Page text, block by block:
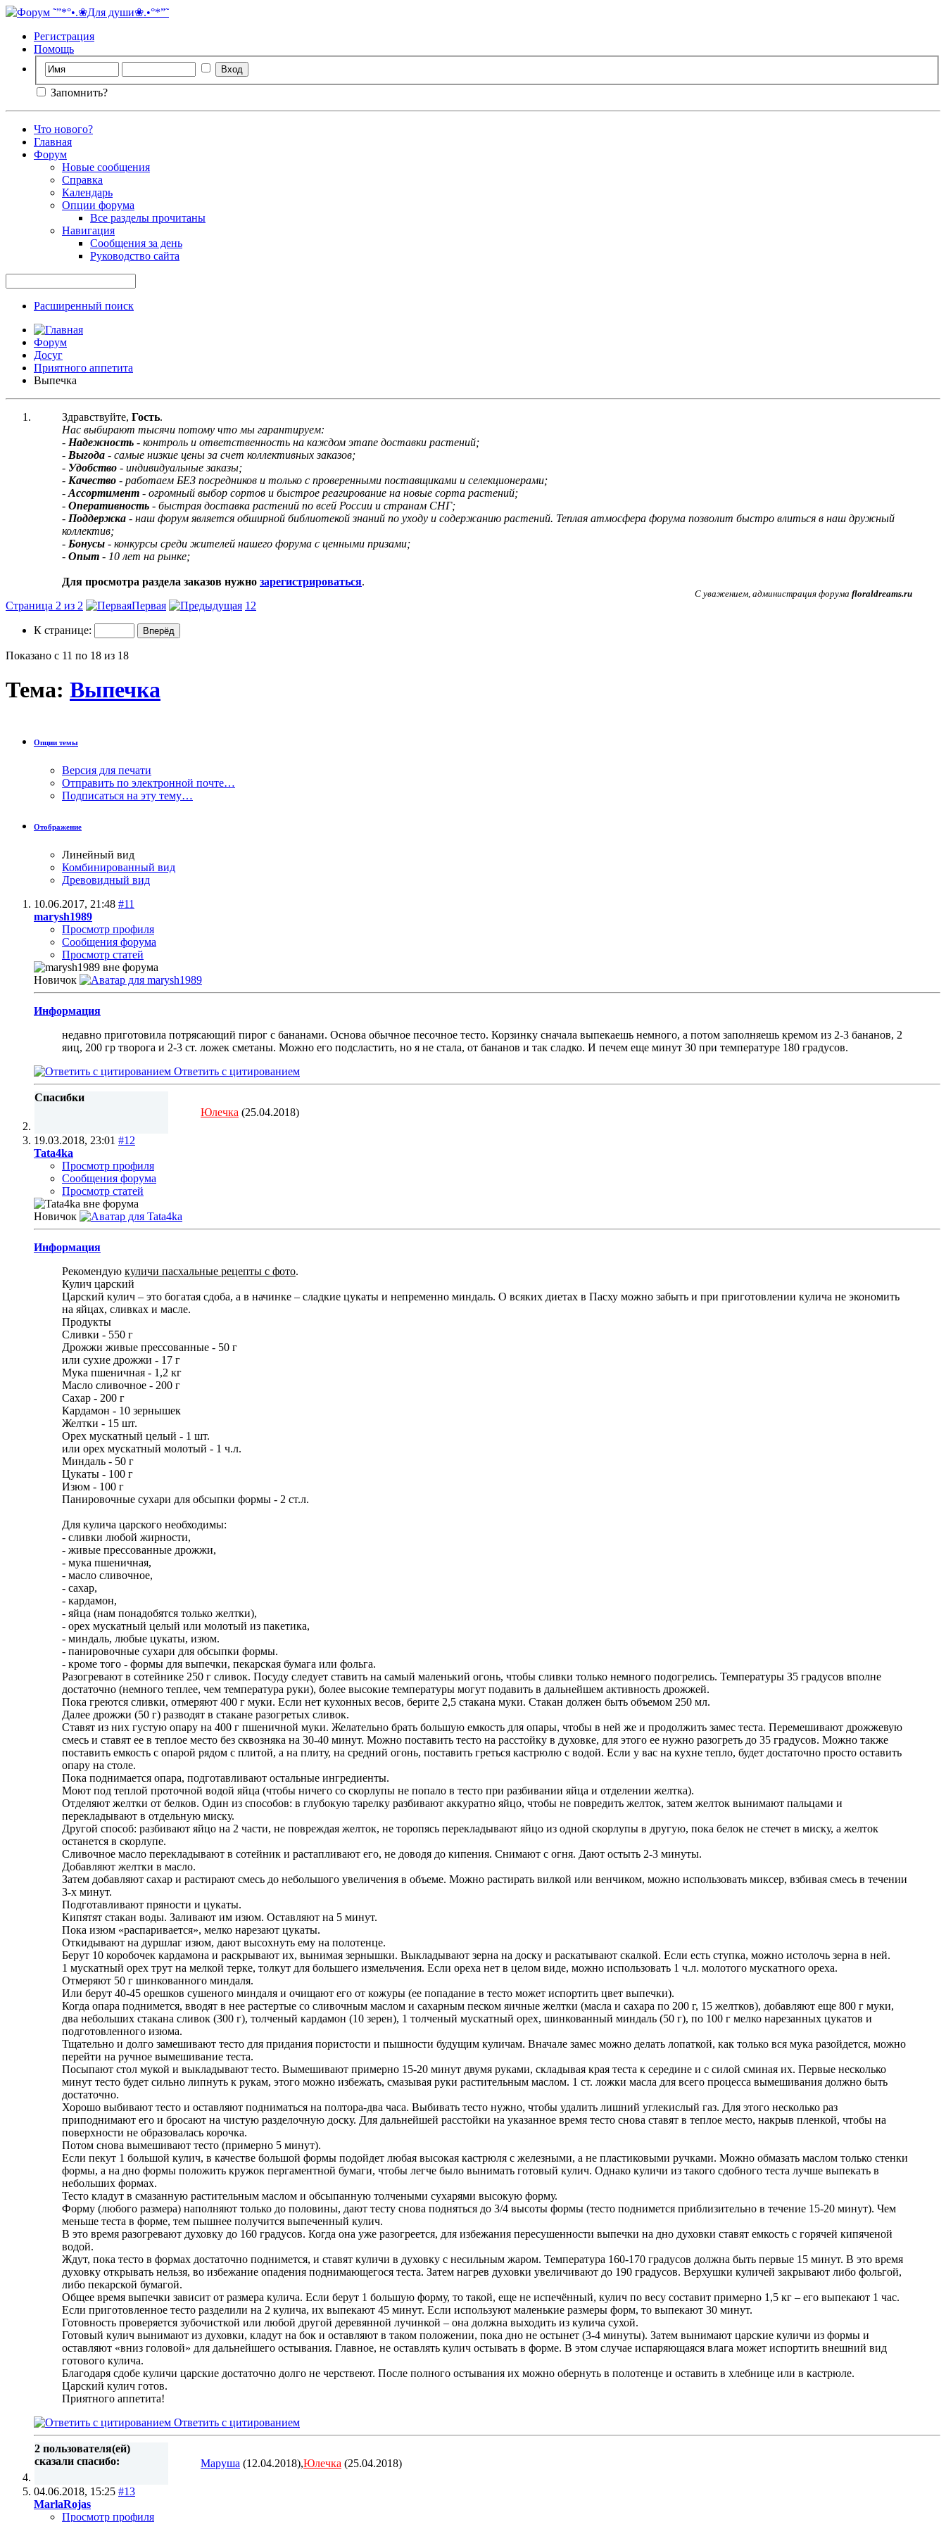
Регистрация
Помощь
Запомнить?
Что нового?
Главная
Форум
Новые сообщения
Справка
Календарь
Опции форума
Все разделы прочитаны
Навигация
Сообщения за день
Руководство сайта
Расширенный поиск
Форум
Досуг
Приятного аппетита
Выпечка
Здравствуйте, Гость.
Нас выбирают тысячи потому что мы гарантируем:
- Надежность - контроль и ответственность на каждом этапе доставки растений;
- Выгода - самые низкие цены за счет коллективных заказов;
- Удобство - индивидуальные заказы;
- Качество - работаем БЕЗ посредников и только с проверенными поставщиками и селекционерами;
- Ассортимент - огромный выбор сортов и быстрое реагирование на новые сорта растений;
- Оперативность - быстрая доставка растений по всей России и странам СНГ;
- Поддержка - наш форум является обширной библиотекой знаний по уходу и содержанию растений. Теплая атмосфера форума позволит быстро влиться в наш дружный
коллектив;
- Бонусы - конкурсы среди жителей нашего форума с ценными призами;
- Опыт - 10 лет на рынке;
Для просмотра раздела заказов нужно зарегистрироваться.
С уважением, администрация форума floraldreams.ru
Страница 2 из 2 Первая 1 2
К странице:
Показано с 11 по 18 из 18
Тема: Выпечка
Опции темы
Версия для печати
Отправить по электронной почте…
Подписаться на эту тему…
Отображение
Линейный вид
Комбинированный вид
Древовидный вид
10.06.2017, 21:48 #11
marysh1989
Просмотр профиля
Сообщения форума
Просмотр статей
Новичок
Информация
недавно приготовила потрясающий пирог с бананами. Основа обычное песочное тесто. Корзинку сначала выпекаешь немного, а потом заполняешь кремом из 2-3 бананов, 2
яиц, 200 гр творога и 2-3 ст. ложек сметаны. Можно его подсластить, но я не стала, от бананов и так сладко. И печем еще минут 30 при температуре 180 градусов.
Ответить с цитированием
Спасибки
Юлечка (25.04.2018)
19.03.2018, 23:01 #12
Tata4ka
Просмотр профиля
Сообщения форума
Просмотр статей
Новичок
Информация
Рекомендую куличи пасхальные рецепты с фото.
Кулич царский
Царский кулич – это богатая сдоба, а в начинке – сладкие цукаты и непременно миндаль. О всяких диетах в Пасху можно забыть и при приготовлении кулича не экономить
на яйцах, сливках и масле.
Продукты
Сливки - 550 г
Дрожжи живые прессованные - 50 г
или сухие дрожжи - 17 г
Мука пшеничная - 1,2 кг
Масло сливочное - 200 г
Сахар - 200 г
Кардамон - 10 зернышек
Желтки - 15 шт.
Орех мускатный целый - 1 шт.
или орех мускатный молотый - 1 ч.л.
Миндаль - 50 г
Цукаты - 100 г
Изюм - 100 г
Панировочные сухари для обсыпки формы - 2 ст.л.
Для кулича царского необходимы:
- сливки любой жирности,
- живые прессованные дрожжи,
- мука пшеничная,
- масло сливочное,
- сахар,
- кардамон,
- яйца (нам понадобятся только желтки),
- орех мускатный целый или молотый из пакетика,
- миндаль, любые цукаты, изюм.
- панировочные сухари для обсыпки формы.
- кроме того - формы для выпечки, пекарская бумага или фольга.
Разогревают в сотейнике 250 г сливок. Посуду следует ставить на самый маленький огонь, чтобы сливки только немного подогрелись. Температуры 35 градусов вполне
достаточно (немного теплее, чем температура руки), более высокие температуры могут подавить в дальнейшем активность дрожжей.
Пока греются сливки, отмеряют 400 г муки. Если нет кухонных весов, берите 2,5 стакана муки. Стакан должен быть объемом 250 мл.
Далее дрожжи (50 г) разводят в стакане разогретых сливок.
Ставят из них густую опару на 400 г пшеничной муки. Желательно брать большую емкость для опары, чтобы в ней же и продолжить замес теста. Перемешивают дрожжевую
смесь и ставят ее в теплое место без сквозняка на 30-40 минут. Можно поставить тесто на расстойку в духовке, для этого ее нужно разогреть до 35 градусов. Можно также
поставить емкость с опарой рядом с плитой, а на плиту, на средний огонь, поставить греться кастрюлю с водой. Если у вас на кухне тепло, будет достаточно просто оставить
опару на столе.
Пока поднимается опара, подготавливают остальные ингредиенты.
Моют под теплой проточной водой яйца (чтобы ничего со скорлупы не попало в тесто при разбивании яйца и отделении желтка).
Отделяют желтки от белков. Один из способов: в глубокую тарелку разбивают аккуратно яйцо, чтобы не повредить желток, затем желток вынимают пальцами и
перекладывают в отдельную миску.
Другой способ: разбивают яйцо на 2 части, не повреждая желток, не торопясь перекладывают яйцо из одной скорлупы в другую, пока белок не стечет в миску, а желток
останется в скорлупе.
Сливочное масло перекладывают в сотейник и растапливают его, не доводя до кипения. Снимают с огня. Дают остыть 2-3 минуты.
Добавляют желтки в масло.
Затем добавляют сахар и растирают смесь до небольшого увеличения в объеме. Можно растирать вилкой или венчиком, можно использовать миксер, взбивая смесь в течении
3-х минут.
Подготавливают пряности и цукаты.
Кипятят стакан воды. Заливают им изюм. Оставляют на 5 минут.
Пока изюм «распаривается», мелко нарезают цукаты.
Откидывают на дуршлаг изюм, дают высохнуть ему на полотенце.
Берут 10 коробочек кардамона и раскрывают их, вынимая зернышки. Выкладывают зерна на доску и раскатывают скалкой. Если есть ступка, можно истолочь зерна в ней.
1 мускатный орех трут на мелкой терке, толкут для большего измельчения. Если ореха нет в целом виде, можно использовать 1 ч.л. молотого мускатного ореха.
Отмеряют 50 г шинкованного миндаля.
Или берут 40-45 орешков сушеного миндаля и очищают его от кожуры (ее попадание в тесто может испортить цвет выпечки).
Когда опара поднимется, вводят в нее растертые со сливочным маслом и сахарным песком яичные желтки (масла и сахара по 200 г, 15 желтков), добавляют еще 800 г муки,
два небольших стакана сливок (300 г), толченый кардамон (10 зерен), 1 толченый мускатный орех, шинкованный миндаль (50 г), по 100 г мелко нарезанных цукатов и
подготовленного изюма.
Тщательно и долго замешивают тесто для придания пористости и пышности будущим куличам. Вначале замес можно делать лопаткой, как только вся мука разойдется, можно
перейти на ручное вымешивание теста.
Посыпают стол мукой и выкладывают тесто. Вымешивают примерно 15-20 минут двумя руками, складывая края теста к середине и с силой сминая их. Первые несколько
минут тесто будет сильно липнуть к рукам, этого можно избежать, смазывая руки растительным маслом. 1 ст. ложки масла для всего процесса вымешивания должно быть
достаточно.
Хорошо выбивают тесто и оставляют подниматься на полтора-два часа. Выбивать тесто нужно, чтобы удалить лишний углекислый газ. Для этого несколько раз
приподнимают его и бросают на чистую разделочную доску. Для дальнейшей расстойки на указанное время тесто снова ставят в теплое место, накрыв пленкой, чтобы на
поверхности не образовалась корочка.
Потом снова вымешивают тесто (примерно 5 минут).
Если пекут 1 большой кулич, в качестве большой формы подойдет любая высокая кастрюля с железными, а не пластиковыми ручками. Можно обмазать маслом только стенки
формы, а на дно формы положить кружок пергаментной бумаги, чтобы легче было вынимать готовый кулич. Однако куличи из такого сдобного теста лучше выпекать в
небольших формах.
Тесто кладут в смазанную растительным маслом и обсыпанную толчеными сухарями высокую форму.
Форму (любого размера) наполняют только до половины, дают тесту снова подняться до 3/4 высоты формы (тесто поднимется приблизительно в течение 15-20 минут). Чем
меньше теста в форме, тем пышнее получится выпеченный кулич.
В это время разогревают духовку до 160 градусов. Когда она уже разогреется, для избежания пересушенности выпечки на дно духовки ставят емкость с горячей кипяченой
водой.
Ждут, пока тесто в формах достаточно поднимется, и ставят куличи в духовку с несильным жаром. Температура 160-170 градусов должна быть первые 15 минут. В это время
духовку открывать нельзя, во избежание опадения поднимающегося теста. Затем нагрев духовки увеличивают до 190 градусов. Верхушки куличей закрывают либо фольгой,
либо пекарской бумагой.
Общее время выпечки зависит от размера кулича. Если берут 1 большую форму, то такой, еще не испечённый, кулич по весу составит примерно 1,5 кг – его выпекают 1 час.
Если приготовленное тесто разделили на 2 кулича, их выпекают 45 минут. Если используют маленькие размеры форм, то выпекают 30 минут.
Готовность проверяется зубочисткой или любой другой деревянной лучинкой – она должна выходить из кулича сухой.
Готовый кулич вынимают из духовки, кладут на бок и оставляют в таком положении, пока дно не остынет (3-4 минуты). Затем вынимают царские куличи из формы и
оставляют «вниз головой» для дальнейшего остывания. Главное, не оставлять кулич остывать в форме. В этом случае испаряющаяся влага может испортить внешний вид
готового кулича.
Благодаря сдобе куличи царские достаточно долго не черствеют. После полного остывания их можно обернуть в полотенце и оставить в хлебнице или в кастрюле.
Царский кулич готов.
Приятного аппетита!
Ответить с цитированием
2 пользователя(ей)
сказали cпасибо:
Маруша (12.04.2018),Юлечка (25.04.2018)
04.06.2018, 15:25 #13
MarlaRojas
Просмотр профиля